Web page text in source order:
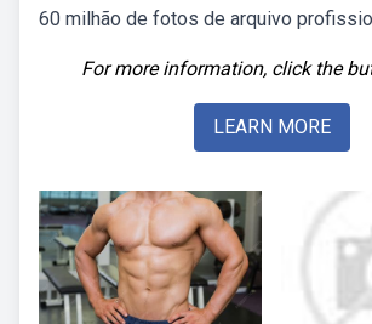
60 milhão de fotos de arquivo
For more information, click the
LEARN MORE